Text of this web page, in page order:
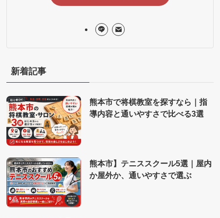
新着記事
熊本市で将棋教室を探すなら｜指
導内容と通いやすさで比べる3選
熊本市】テニススクール5選｜屋内
か屋外か、通いやすさで選ぶ